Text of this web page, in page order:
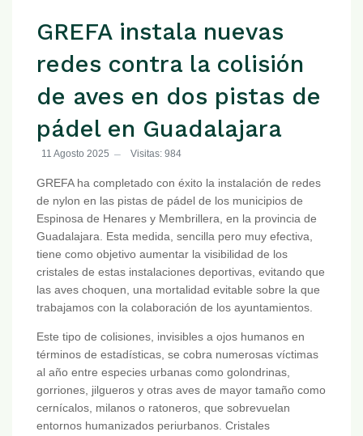
GREFA instala nuevas
redes contra la colisión
de aves en dos pistas de
pádel en Guadalajara
11 Agosto 2025 Visitas: 984
GREFA ha completado con éxito la instalación de redes
de nylon en las pistas de pádel de los municipios de
Espinosa de Henares y Membrillera, en la provincia de
Guadalajara. Esta medida, sencilla pero muy efectiva,
tiene como objetivo aumentar la visibilidad de los
cristales de estas instalaciones deportivas, evitando que
las aves choquen, una mortalidad evitable sobre la que
trabajamos con la colaboración de los ayuntamientos.
Este tipo de colisiones, invisibles a ojos humanos en
términos de estadísticas, se cobra numerosas víctimas
al año entre especies urbanas como golondrinas,
gorriones, jilgueros y otras aves de mayor tamaño como
cernícalos, milanos o ratoneros, que sobrevuelan
entornos humanizados periurbanos. Cristales